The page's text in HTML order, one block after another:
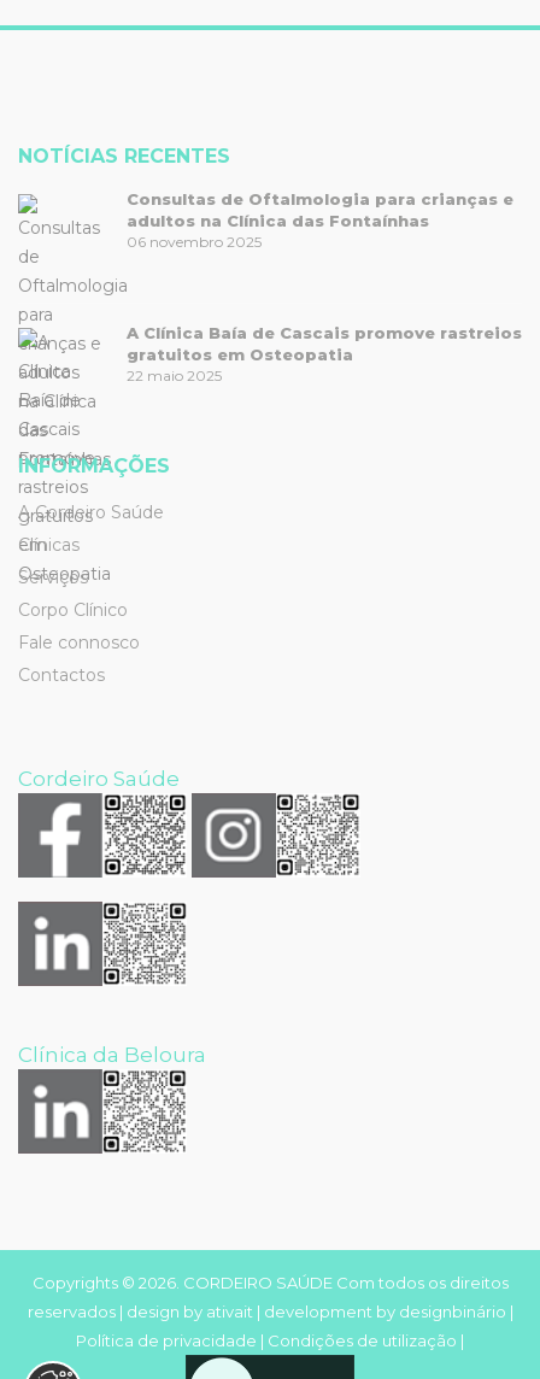
NOTÍCIAS RECENTES
Consultas de Oftalmologia para crianças e
adultos na Clínica das Fontaínhas
06 novembro 2025
A Clínica Baía de Cascais promove rastreios
gratuitos em Osteopatia
22 maio 2025
INFORMAÇÕES
A Cordeiro Saúde
Clínicas
Serviços
Corpo Clínico
Fale connosco
Contactos
Cordeiro Saúde
Clínica da Beloura
Copyrights © 2026. CORDEIRO SAÚDE Com todos os direitos
reservados | design by ativait | development by designbinário |
Política de privacidade | Condições de utilização |